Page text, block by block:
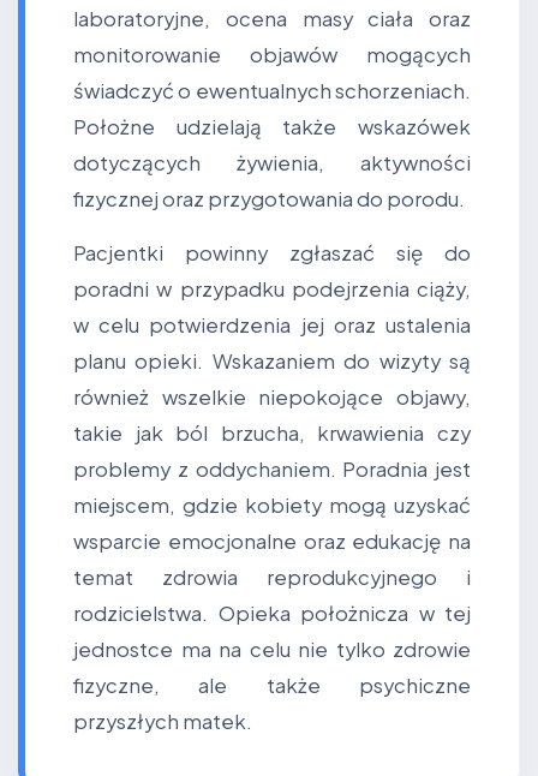
laboratoryjne, ocena masy ciała oraz
monitorowanie objawów mogących
świadczyć o ewentualnych schorzeniach.
Położne udzielają także wskazówek
dotyczących żywienia, aktywności
fizycznej oraz przygotowania do porodu.
Pacjentki powinny zgłaszać się do
poradni w przypadku podejrzenia ciąży,
w celu potwierdzenia jej oraz ustalenia
planu opieki. Wskazaniem do wizyty są
również wszelkie niepokojące objawy,
takie jak ból brzucha, krwawienia czy
problemy z oddychaniem. Poradnia jest
miejscem, gdzie kobiety mogą uzyskać
wsparcie emocjonalne oraz edukację na
temat zdrowia reprodukcyjnego i
rodzicielstwa. Opieka położnicza w tej
jednostce ma na celu nie tylko zdrowie
fizyczne, ale także psychiczne
przyszłych matek.